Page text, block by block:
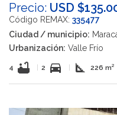
Precio: USD
Código REMAX: 335477
Ciudad / municipio:
Urbanización: Valle Frío
4 bathtub 2 directions_car square_foot 226 m²